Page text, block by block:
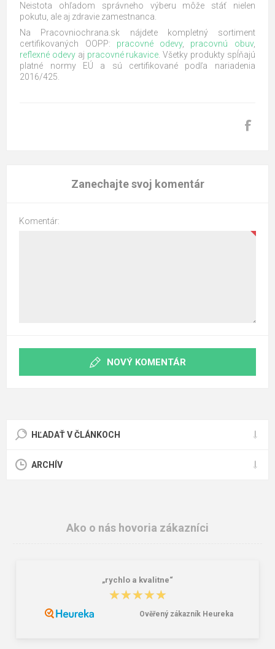
Neistota ohľadom správneho výberu môže stáť nielen
pokutu, ale aj zdravie zamestnanca.
Na Pracovniochrana.sk nájdete kompletný sortiment
certifikovaných OOPP: pracovné odevy, pracovnú obuv,
reflexné odevy aj pracovné rukavice . Všetky produkty spĺňajú
platné normy EÚ a sú certifikované podľa nariadenia
2016/425.
Zanechajte svoj komentár
Komentár:
NOVÝ KOMENTÁR
HĽADAŤ V ČLÁNKOCH
ARCHÍV
Ako o nás hovoria zákazníci
„rychlo a kvalitne“
★★★★★
★★★★★
Ověřený zákazník Heureka